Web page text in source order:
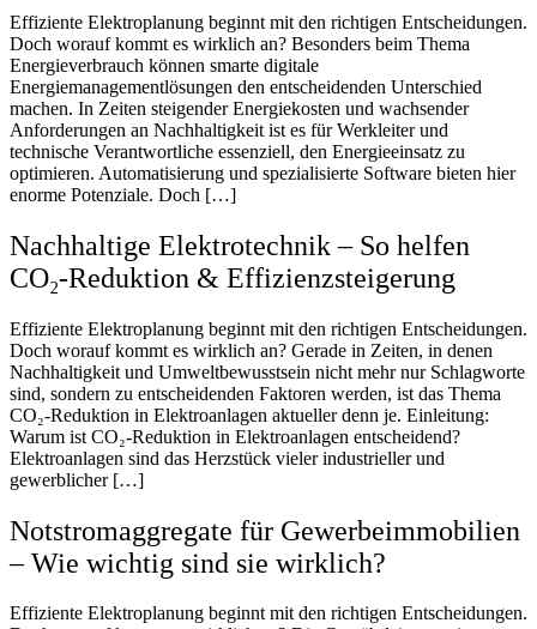
Effiziente Elektroplanung beginnt mit den richtigen Entscheidungen.
Doch worauf kommt es wirklich an? Besonders beim Thema
Energieverbrauch können smarte digitale
Energiemanagementlösungen den entscheidenden Unterschied
machen. In Zeiten steigender Energiekosten und wachsender
Anforderungen an Nachhaltigkeit ist es für Werkleiter und
technische Verantwortliche essenziell, den Energieeinsatz zu
optimieren. Automatisierung und spezialisierte Software bieten hier
enorme Potenziale. Doch […]
Nachhaltige Elektrotechnik – So helfen
CO₂-Reduktion & Effizienzsteigerung
Effiziente Elektroplanung beginnt mit den richtigen Entscheidungen.
Doch worauf kommt es wirklich an? Gerade in Zeiten, in denen
Nachhaltigkeit und Umweltbewusstsein nicht mehr nur Schlagworte
sind, sondern zu entscheidenden Faktoren werden, ist das Thema
CO₂-Reduktion in Elektroanlagen aktueller denn je. Einleitung:
Warum ist CO₂-Reduktion in Elektroanlagen entscheidend?
Elektroanlagen sind das Herzstück vieler industrieller und
gewerblicher […]
Notstromaggregate für Gewerbeimmobilien
– Wie wichtig sind sie wirklich?
Effiziente Elektroplanung beginnt mit den richtigen Entscheidungen.